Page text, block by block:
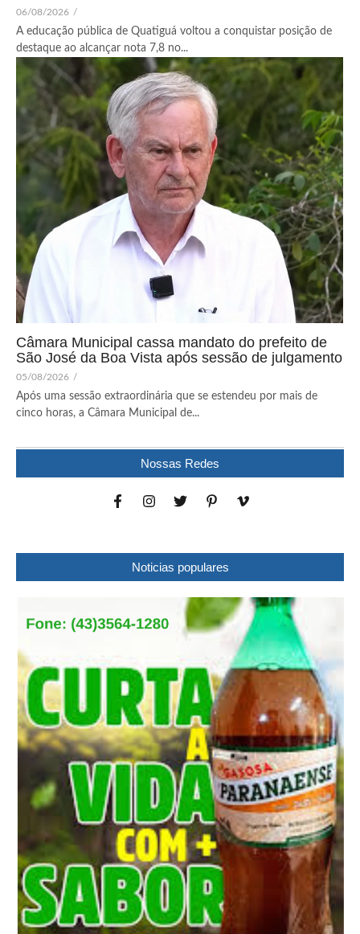
06/08/2026 /
A educação pública de Quatiguá voltou a conquistar posição de
destaque ao alcançar nota 7,8 no...
Câmara Municipal cassa mandato do prefeito de
São José da Boa Vista após sessão de julgamento
05/08/2026 /
Após uma sessão extraordinária que se estendeu por mais de
cinco horas, a Câmara Municipal de...
Nossas Redes
Noticias populares